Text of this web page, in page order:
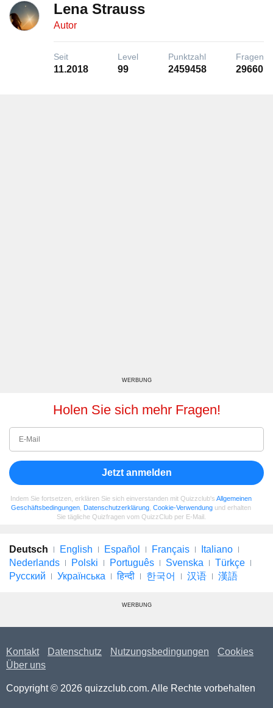
Lena Strauss
Autor
Seit
11.2018
Level
99
Punktzahl
2459458
Fragen
29660
WERBUNG
Holen Sie sich mehr Fragen!
Jetzt anmelden
Indem Sie fortsetzen, erklären Sie sich einverstanden mit Quizzclub's Allgemeinen
Geschäftsbedingungen Datenschutzerklärung Cookie-Verwendung und erhalten
Sie tägliche Quizfragen vom QuizzClub per E-Mail.
Deutsch English Español Français
Italiano
Nederlands
Polski Português Svenska
Türkçe
Русский
Українська हिन्दी 한국어 汉语 漢語
WERBUNG
Kontakt Datenschutz Nutzungsbedingungen
Cookies
Über uns
Copyright © 2026 quizzclub.com. Alle Rechte vorbehalten